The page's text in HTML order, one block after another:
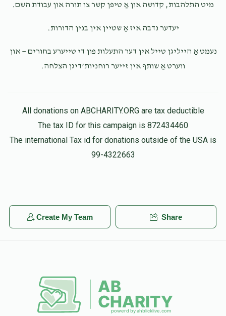
מיט התלהבות, קדושה און אַ טיפן קשר צו תורה און עבודת השם.
יעדער נדבה איז אַ שטיין אין בנין הדורות.
נעמט אַ הייליגן טייל אין דער התעלות פון די טייערע בחורים — און
ווערט אַ שותף אין זייער רוחניות’דיגן הצלחה.
All donations on ABCHARITY.ORG are tax deductible
The tax ID for this campaign is 872434460
The international Tax id for donations outside of the USA is
99-4322663
Create My Team Share